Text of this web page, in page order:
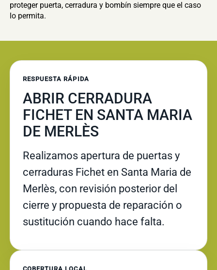
proteger puerta, cerradura y bombín siempre que el caso
lo permita.
RESPUESTA RÁPIDA
ABRIR CERRADURA
FICHET EN SANTA MARIA
DE MERLÈS
Realizamos apertura de puertas y
cerraduras Fichet en Santa Maria de
Merlès, con revisión posterior del
cierre y propuesta de reparación o
sustitución cuando hace falta.